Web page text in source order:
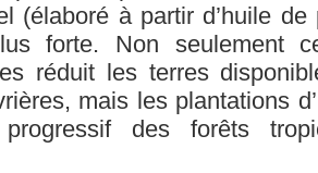
(élaboré à partir d’huile
forte. Non seulement
réduit les terres
mais les plantations
progressif des forêts